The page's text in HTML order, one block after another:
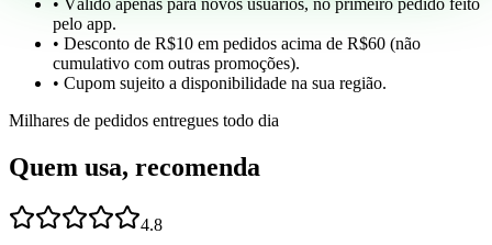
pelo app.
• Desconto de R$10 em pedidos acima de R$60 (não
cumulativo com outras promoções).
• Cupom sujeito a disponibilidade na sua região.
Milhares de pedidos entregues todo dia
Quem usa, recomenda
4.8